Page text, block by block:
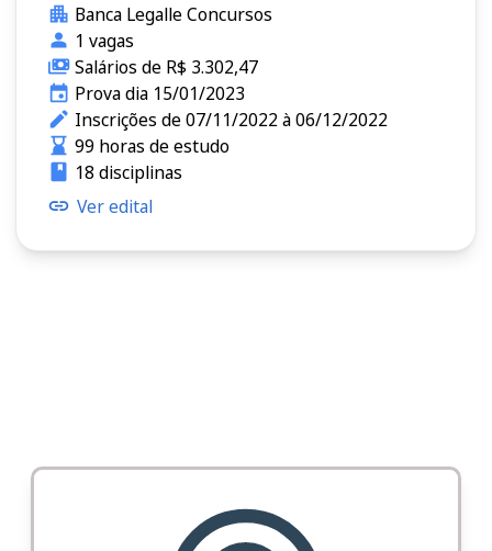
Banca Legalle Concursos
1 vagas
Salários de R$ 3.302,47
Prova dia 15/01/2023
Inscrições de 07/11/2022 à 06/12/2022
99 horas de estudo
18 disciplinas
Ver edital